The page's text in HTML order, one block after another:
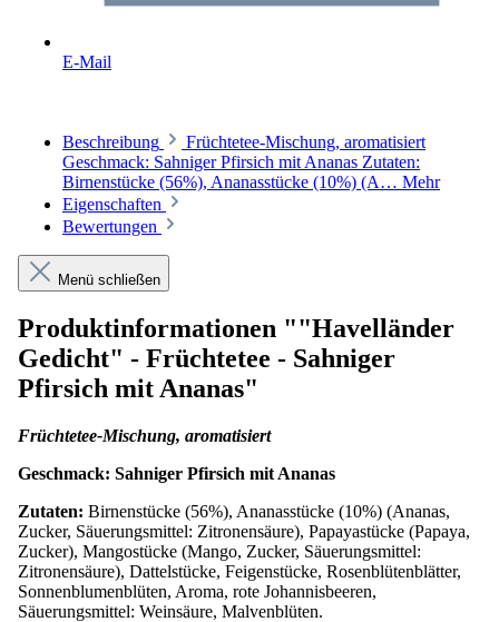
E-Mail
Beschreibung
Früchtetee-Mischung, aromatisiert
Geschmack: Sahniger Pfirsich mit Ananas Zutaten:
Birnenstücke (56%), Ananasstücke (10%) (A… Mehr
Eigenschaften
Bewertungen
Menü schließen
Produktinformationen ""Havelländer
Gedicht" - Früchtetee - Sahniger
Pfirsich mit Ananas"
Früchtetee-Mischung, aromatisiert
Geschmack: Sahniger Pfirsich mit Ananas
Zutaten: Birnenstücke (56%), Ananasstücke (10%) (Ananas,
Zucker, Säuerungsmittel: Zitronensäure), Papayastücke (Papaya,
Zucker), Mangostücke (Mango, Zucker, Säuerungsmittel:
Zitronensäure), Dattelstücke, Feigenstücke, Rosenblütenblätter,
Sonnenblumenblüten, Aroma, rote Johannisbeeren,
Säuerungsmittel: Weinsäure, Malvenblüten.